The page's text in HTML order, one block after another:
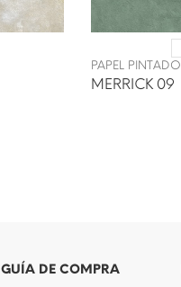
PAPEL PINTADO
MERRICK 09
GUÍA DE COMPRA